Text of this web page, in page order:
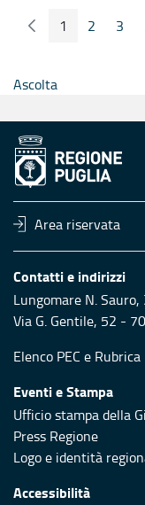
Pagina Precedente
Pagina
1 Pagina
2 3
Ascolta
Area riservata
Contatti e indirizzi
Lungomare N.
Via G. Gentile, 52 -
Elenco PEC e Rubrica
Eventi e Stampa
Ufficio stampa della
Press Regione
Logo e identità
Accessibilità